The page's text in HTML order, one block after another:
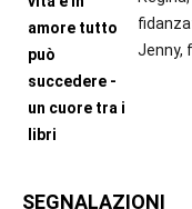
Jenny,
SEGNALAZIONI